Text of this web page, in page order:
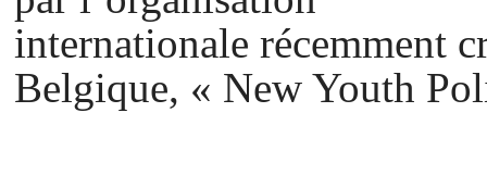
internationale récemment
Belgique, « New Youth